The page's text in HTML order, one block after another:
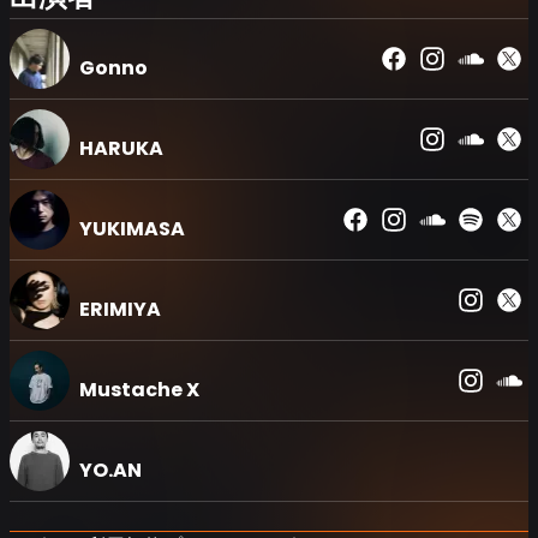
Gonno
HARUKA
YUKIMASA
ERIMIYA
Mustache X
YO.AN